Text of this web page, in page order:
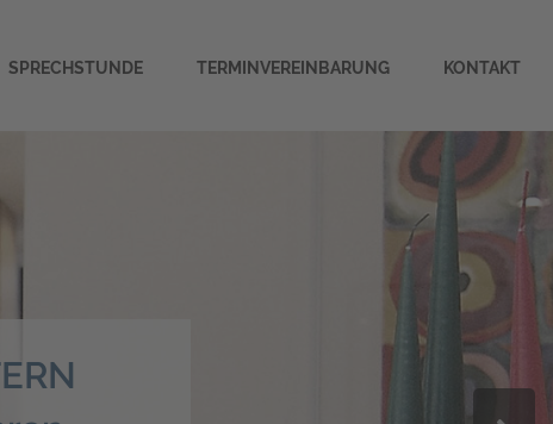
SPRECHSTUNDE TERMINVEREINBARUNG KONTAKT